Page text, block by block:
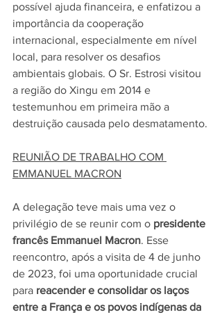
possível ajuda financeira, e enfatizou a
importância da cooperação
internacional, especialmente em nível
local, para resolver os desafios
ambientais globais. O Sr. Estrosi visitou
a região do Xingu em 2014 e
testemunhou em primeira mão a
destruição causada pelo desmatamento.
REUNIÃO DE TRABALHO COM
EMMANUEL MACRON
A delegação teve mais uma vez o
privilégio de se reunir com o presidente
francês Emmanuel Macron. Esse
reencontro, após a visita de 4 de junho
de 2023, foi uma oportunidade crucial
para reacender e consolidar os laços
entre a França e os povos indígenas da